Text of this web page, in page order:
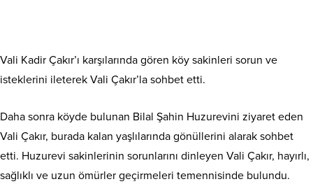
Vali Kadir Çakır’ı karşılarında gören köy sakinleri sorun ve
isteklerini ileterek Vali Çakır’la sohbet etti.
Daha sonra köyde bulunan Bilal Şahin Huzurevini ziyaret eden
Vali Çakır, burada kalan yaşlılarında gönüllerini alarak sohbet
etti. Huzurevi sakinlerinin sorunlarını dinleyen Vali Çakır, hayırlı,
sağlıklı ve uzun ömürler geçirmeleri temennisinde bulundu.